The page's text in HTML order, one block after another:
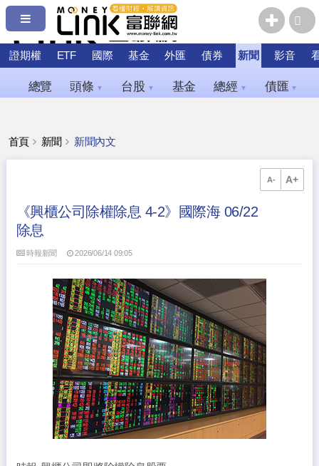
證期權 ETF 國際 基金 外匯 債券 新聞 影音
總覽 頭條 ▼ 台股 ▼ 基金 總經 ▼ 債匯 ▼
首頁 新聞 新聞內文
A- A+
《興櫃公司除權除息 4-2》國際海 06/22
除息
時報新聞 2026/06/14 09:05